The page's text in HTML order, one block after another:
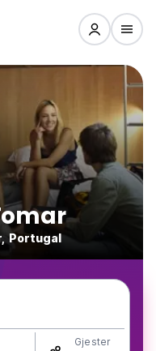
Portugal
Gjester